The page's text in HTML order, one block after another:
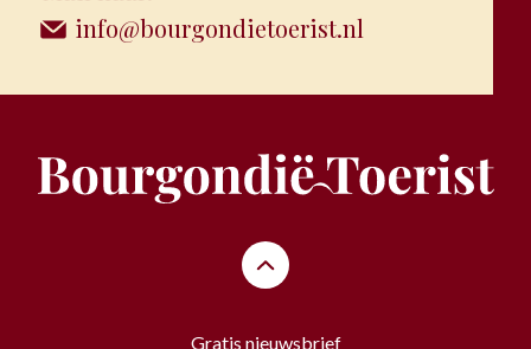
info@bourgondietoerist.nl
Gratis nieuwsbrief